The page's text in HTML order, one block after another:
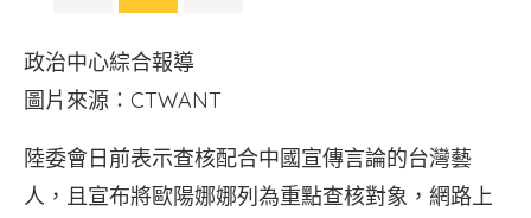
政治中心綜合報導
圖片來源：CTWANT
陸委會日前表示查核配合中國宣傳言論的台灣藝
人，且宣布將歐陽娜娜列為重點查核對象，網路上